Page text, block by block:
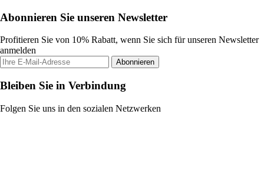
Abonnieren Sie unseren Newsletter
Profitieren Sie von 10% Rabatt, wenn Sie sich für unseren Newsletter
anmelden
Abonnieren
Bleiben Sie in Verbindung
Folgen Sie uns in den sozialen Netzwerken